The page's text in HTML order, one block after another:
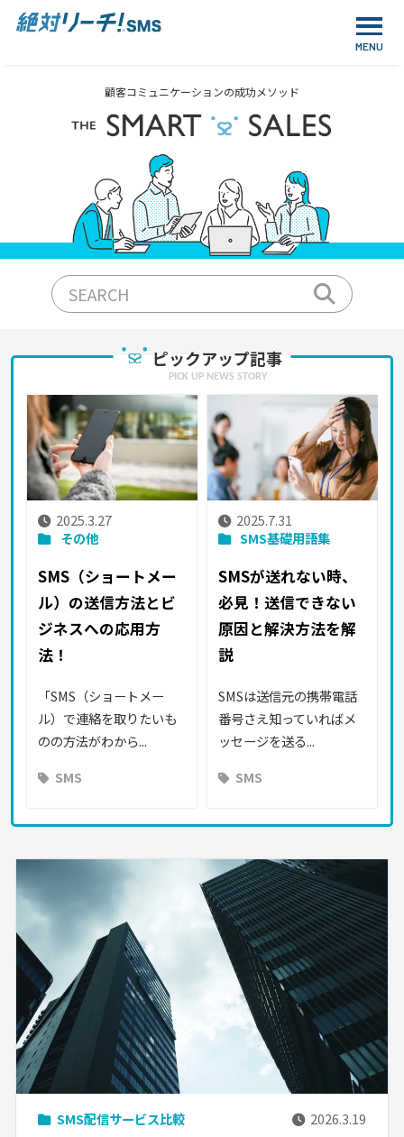
顧客コミュニケーションの成功メソッド
ピックアップ記事
PICK UP NEWS STORY
その他
2025.3.27
SMS（ショートメー
ル）の送信方法とビ
ジネスへの応用方
法！
「SMS（ショートメー
ル）で連絡を取りたいも
のの方法がわから...
SMS
SMS基礎用語集
2025.7.31
SMSが送れない時、
必見！送信できない
原因と解決方法を解
説
SMSは送信元の携帯電話
番号さえ知っていればメ
ッセージを送る...
SMS
SMS配信サービス比較 2026.3.19